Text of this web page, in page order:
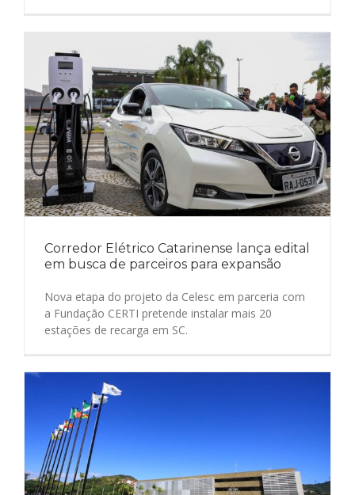
Corredor Elétrico Catarinense lança edital
em busca de parceiros para expansão
Nova etapa do projeto da Celesc em parceria com
a Fundação CERTI pretende instalar mais 20
estações de recarga em SC.